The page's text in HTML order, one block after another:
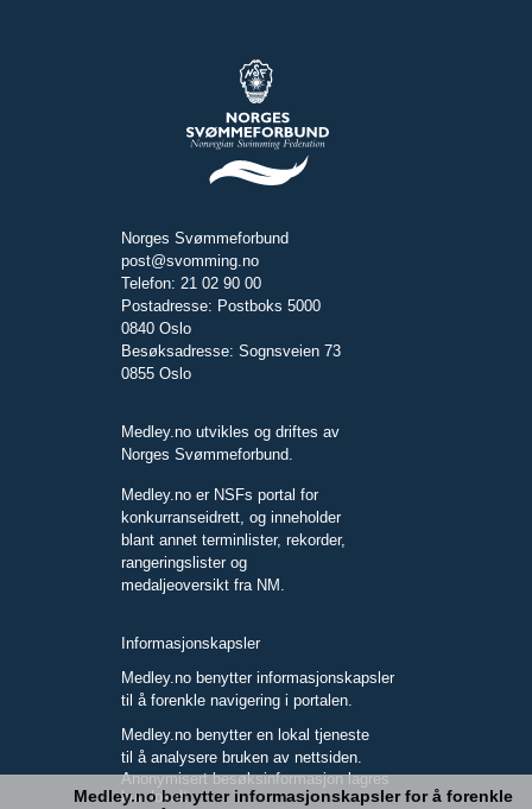
Norges Svømmeforbund
post@svomming.no
Telefon: 21 02 90 00
Postadresse: Postboks 5000
0840 Oslo
Besøksadresse: Sognsveien 73
0855 Oslo
Medley.no utvikles og driftes av
Norges Svømmeforbund.
Medley.no er NSFs portal for
konkurranseidrett, og inneholder
blant annet terminlister, rekorder,
rangeringslister og
medaljeoversikt fra NM.
Informasjonskapsler
Medley.no benytter informasjonskapsler
til å forenkle navigering i portalen.
Medley.no benytter en lokal tjeneste
til å analysere bruken av nettsiden.
Anonymisert besøksinformasjon lagres
kun lokalt.
Medley.no benytter informasjonskapsler for å forenkle